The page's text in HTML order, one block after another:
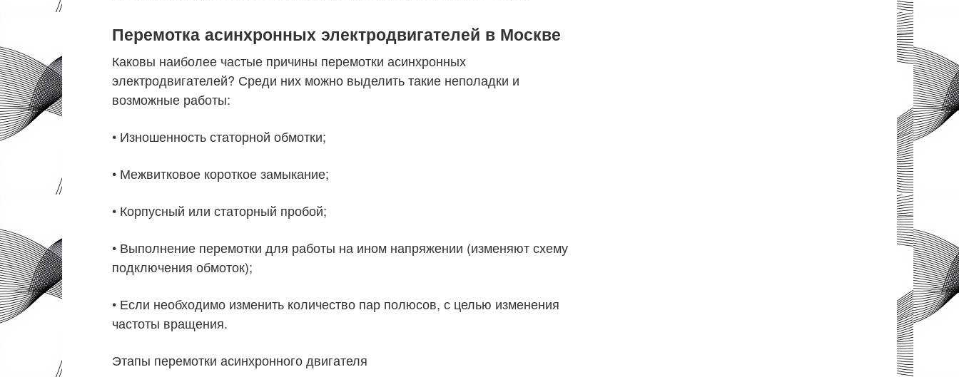
Перемотка асинхронных электродвигателей в Москве
Каковы наиболее частые причины перемотки асинхронных
электродвигателей? Среди них можно выделить такие неполадки и
возможные работы:
• Изношенность статорной обмотки;
• Межвитковое короткое замыкание;
• Корпусный или статорный пробой;
• Выполнение перемотки для работы на ином напряжении (изменяют схему
подключения обмоток);
• Если необходимо изменить количество пар полюсов, с целью изменения
частоты вращения.
Этапы перемотки асинхронного двигателя